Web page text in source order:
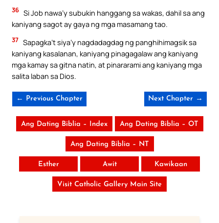
36 Si Job nawa’y subukin hanggang sa wakas, dahil sa ang
kaniyang sagot ay gaya ng mga masamang tao.
37 Sapagka’t siya’y nagdadagdag ng panghihimagsik sa
kaniyang kasalanan, kaniyang pinagagalaw ang kaniyang
mga kamay sa gitna natin, at pinararami ang kaniyang mga
salita laban sa Dios.
← Previous Chapter Next Chapter →
Ang Dating Biblia – Index Ang Dating Biblia – OT
Ang Dating Biblia – NT
Esther Awit Kawikaan
Visit Catholic Gallery Main Site